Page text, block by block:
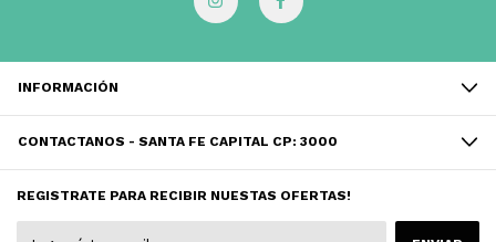
INFORMACIÓN
CONTACTANOS - SANTA FE CAPITAL CP: 3000
REGISTRATE PARA RECIBIR NUESTAS OFERTAS!